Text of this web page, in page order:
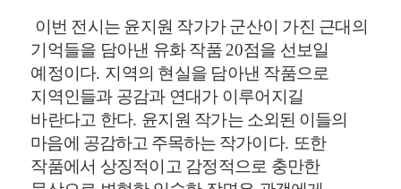
이번 전시는 윤지원 작가가 군산이 가진 근대의
기억들을 담아낸 유화 작품 20점을 선보일
예정이다. 지역의 현실을 담아낸 작품으로
지역인들과 공감과 연대가 이루어지길
바란다고 한다. 윤지원 작가는 소외된 이들의
마음에 공감하고 주목하는 작가이다. 또한
작품에서 상징적이고 감정적으로 충만한